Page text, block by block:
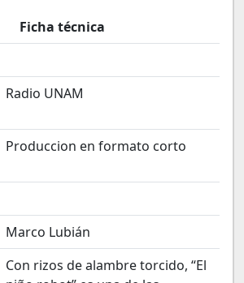
Ficha técnica
Radio UNAM
Produccion en formato corto
Marco Lubián
Con rizos de alambre torcido, “El